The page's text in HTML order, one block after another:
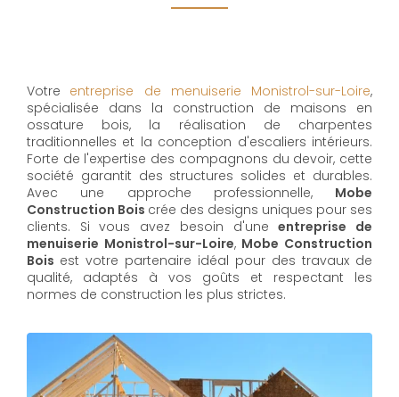
Votre entreprise de menuiserie Monistrol-sur-Loire,
spécialisée dans la construction de maisons en
ossature bois, la réalisation de charpentes
traditionnelles et la conception d'escaliers intérieurs.
Forte de l'expertise des compagnons du devoir, cette
société garantit des structures solides et durables.
Avec une approche professionnelle, Mobe
Construction Bois crée des designs uniques pour ses
clients. Si vous avez besoin d'uneentreprise de
menuiserie Monistrol-sur-Loire, Mobe Construction
Bois est votre partenaire idéal pour des travaux de
qualité, adaptés à vos goûts et respectant les
normes de construction les plus strictes.